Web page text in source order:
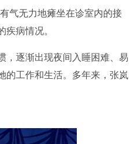
气无力地瘫坐在诊室内的接
病情况。
逐渐出现夜间入睡困难、易
的工作和生活。多年来，张岚